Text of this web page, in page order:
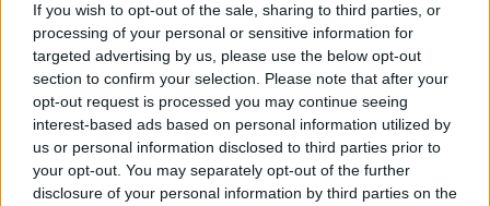
If you wish to opt-out of the sale, sharing to third parties, or
processing of your personal or sensitive information for
targeted advertising by us, please use the below opt-out
section to confirm your selection. Please note that after your
opt-out request is processed you may continue seeing
interest-based ads based on personal information utilized by
us or personal information disclosed to third parties prior to
your opt-out. You may separately opt-out of the further
disclosure of your personal information by third parties on the
αν θέλεις να συμμετέχεις ενεργά στις συζητήσεις
του φόρουμ ή να δημιουργείς τα δικά σου θέματα,
θα πρέπει πρώτα να συνδεθείς στο παιχνίδι. Αν
δεν έχεις ήδη λογαριασμό παιχνιδιού, κάνε
εγγραφή. Ανυπομονούμε να σε καλωσορίσουμε
στην ομάδα μας στο φόρουμ!„ΣΤΟ ΠΑΙΧΝΙΔΙ!“
Κατάσταση θέματος: Δεν μπορείτε να υποβάλετε άλλες απαντήσεις.